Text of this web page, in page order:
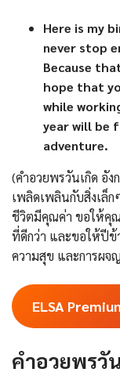
Here is my
never stop
Because
hope that
while
year will be
adventure.
(คำอวยพรวันเกิด อั
เพลิดเพลินกับสิ่งเล็
ชีวิตมีคุณค่า ขอให้คุ
ที่ดีกว่า และขอให้ปีข้
ความสุข และการผจ
ELSA
คำอวยพรวั